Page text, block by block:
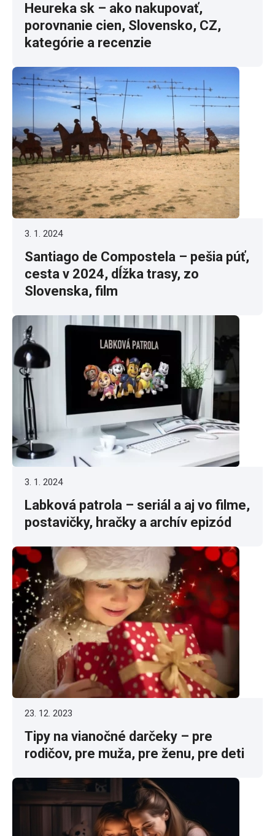
Heureka sk – ako nakupovať,
porovnanie cien, Slovensko, CZ,
kategórie a recenzie
3. 1. 2024
Santiago de Compostela – pešia púť,
cesta v 2024, dĺžka trasy, zo
Slovenska, film
3. 1. 2024
Labková patrola – seriál a aj vo filme,
postavičky, hračky a archív epizód
23. 12. 2023
Tipy na vianočné darčeky – pre
rodičov, pre muža, pre ženu, pre deti